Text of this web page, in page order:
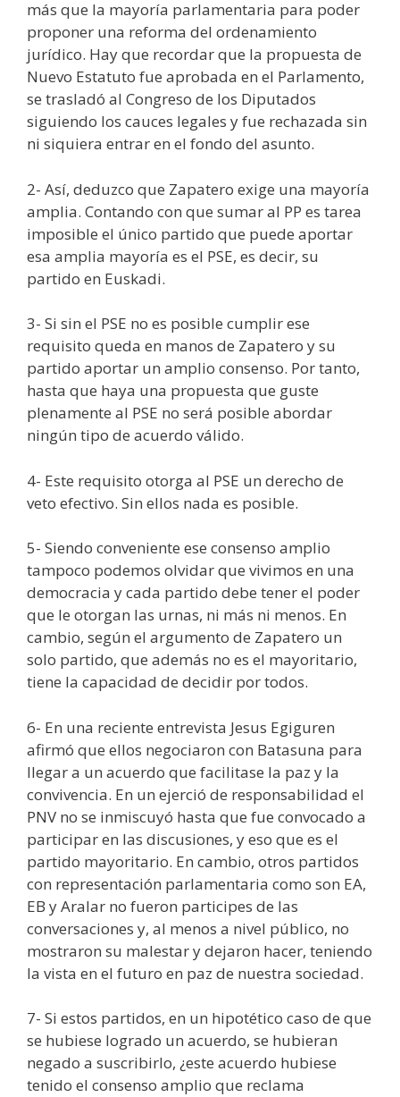
más que la mayoría parlamentaria para poder
proponer una reforma del ordenamiento
jurídico. Hay que recordar que la propuesta de
Nuevo Estatuto fue aprobada en el Parlamento,
se trasladó al Congreso de los Diputados
siguiendo los cauces legales y fue rechazada sin
ni siquiera entrar en el fondo del asunto.
2- Así, deduzco que Zapatero exige una mayoría
amplia. Contando con que sumar al PP es tarea
imposible el único partido que puede aportar
esa amplia mayoría es el PSE, es decir, su
partido en Euskadi.
3- Si sin el PSE no es posible cumplir ese
requisito queda en manos de Zapatero y su
partido aportar un amplio consenso. Por tanto,
hasta que haya una propuesta que guste
plenamente al PSE no será posible abordar
ningún tipo de acuerdo válido.
4- Este requisito otorga al PSE un derecho de
veto efectivo. Sin ellos nada es posible.
5- Siendo conveniente ese consenso amplio
tampoco podemos olvidar que vivimos en una
democracia y cada partido debe tener el poder
que le otorgan las urnas, ni más ni menos. En
cambio, según el argumento de Zapatero un
solo partido, que además no es el mayoritario,
tiene la capacidad de decidir por todos.
6- En una reciente entrevista Jesus Egiguren
afirmó que ellos negociaron con Batasuna para
llegar a un acuerdo que facilitase la paz y la
convivencia. En un ejerció de responsabilidad el
PNV no se inmiscuyó hasta que fue convocado a
participar en las discusiones, y eso que es el
partido mayoritario. En cambio, otros partidos
con representación parlamentaria como son EA,
EB y Aralar no fueron participes de las
conversaciones y, al menos a nivel público, no
mostraron su malestar y dejaron hacer, teniendo
la vista en el futuro en paz de nuestra sociedad.
7- Si estos partidos, en un hipotético caso de que
se hubiese logrado un acuerdo, se hubieran
negado a suscribirlo, ¿este acuerdo hubiese
tenido el consenso amplio que reclama